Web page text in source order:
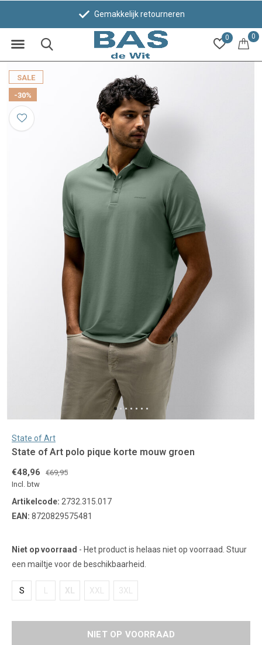
0 0
Gemakkelijk retourneren
SALE
-30%
State of Art
State of Art polo pique korte mouw groen
€48,96
€69,95
Incl. btw
Artikelcode: 2732.315.017
EAN: 8720829575481
Niet op voorraad - Het product is helaas niet op voorraad. Stuur
een mailtje voor de beschikbaarheid.
S XL XXL 3XL
NIET OP VOORRAAD